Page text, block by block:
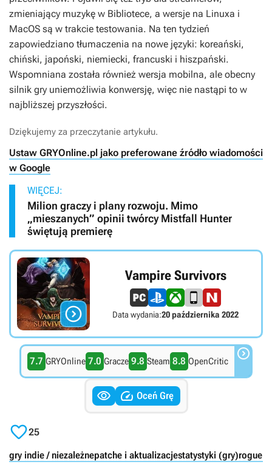
zmieniający muzykę w Bibliotece, a wersje na Linuxa i
MacOS są w trakcie testowania. Na ten tydzień
zapowiedziano tłumaczenia na nowe języki: koreański,
chiński, japoński, niemiecki, francuski i hiszpański.
Wspomniana została również wersja mobilna, ale obecny
silnik gry uniemożliwia konwersję, więc nie nastąpi to w
najbliższej przyszłości.
Dziękujemy za przeczytanie artykułu.
Ustaw GRYOnline.pl jako preferowane źródło wiadomości
w Google
WIĘCEJ:
Milion graczy i plany rozwoju. Mimo
„mieszanych” opinii twórcy Mistfall Hunter
świętują premierę

Vampire Survivors
Data wydania:20 października 2022
7.7 GRYOnline 7.0 Gracze 9.8 Steam 8.8 OpenCritic 
  Oceń Grę
25
gry indie / niezależnepatche i aktualizacjestatystyki (gry)